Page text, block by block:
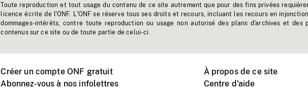
Toute reproduction et tout usage du contenu de ce site autrement que pour des fins privées
licence écrite de l'ONF. L'ONF se réserve tous ses droits et recours, incluant les recours en
dommages-intérêts, contre toute reproduction ou usage non autorisé des plans d'archives et des
contenus sur ce site ou de toute partie de celui-ci.
Créer un compte ONF gratuit
Abonnez-vous à nos infolettres
À propos de ce site
Centre d'aide